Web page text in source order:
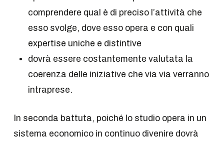
comprendere qual è di preciso l’attività che
esso svolge, dove esso opera e con quali
expertise uniche e distintive
dovrà essere costantemente valutata la
coerenza delle iniziative che via via verranno
intraprese.
In seconda battuta, poiché lo studio opera in un
sistema economico in continuo divenire dovrà